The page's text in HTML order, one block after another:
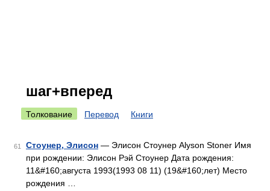
шаг+вперед
Толкование Перевод Книги
61 Стоунер, Элисон — Элисон Стоунер Alyson Stoner Имя
при рождении: Элисон Рэй Стоунер Дата рождения:
11&#160;августа 1993(1993 08 11) (19&#160;лет) Место
рождения …